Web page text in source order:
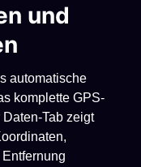
und
automatische
komplette GPS-
Tab zeigt